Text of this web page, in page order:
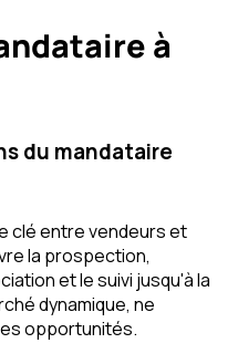
à
du mandataire
clé entre vendeurs et
la prospection,
et le suivi jusqu'à la
dynamique, ne
opportunités.